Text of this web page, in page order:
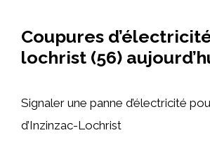
Coupures
lochrist (56)
Signaler une panne d’électricité
d’Inzinzac-Lochrist